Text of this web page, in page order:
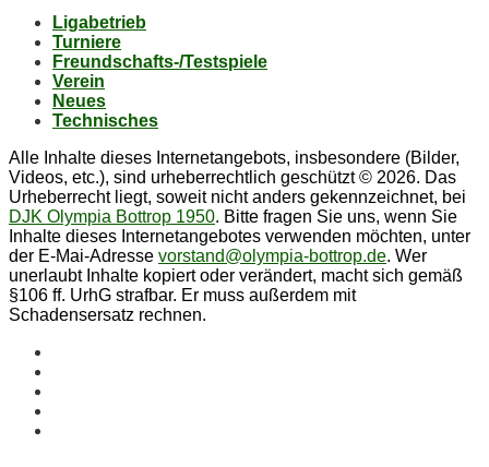
Li­ga­be­trieb
Tur­nie­re
Freund­schafts-/Test­spie­le
Ver­ein
Neu­es
Tech­ni­sches
Alle Inhalte dieses Internetangebots, insbesondere (Bilder,
Videos, etc.), sind urheberrechtlich geschützt © 2026. Das
Urheberrecht liegt, soweit nicht anders gekennzeichnet, bei
DJK Olympia Bottrop 1950. Bitte fragen Sie uns, wenn Sie
Inhalte dieses Internetangebotes verwenden möchten, unter
der E-Mai-Adresse vorstand@olympia-bottrop.de. Wer
unerlaubt Inhalte kopiert oder verändert, macht sich gemäß
§106 ff. UrhG strafbar. Er muss außerdem mit
Schadensersatz rechnen.